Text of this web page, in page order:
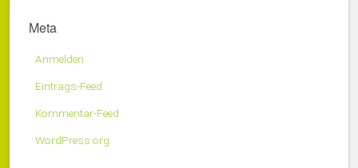
Meta
Anmelden
Eintrags-Feed
Kommentar-Feed
WordPress.org